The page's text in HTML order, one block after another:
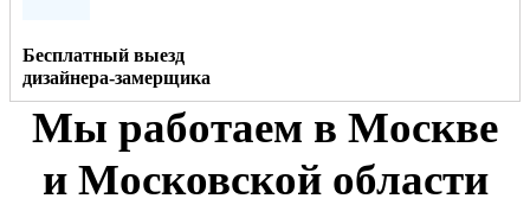
Бесплатный выезд
дизайнера-замерщика
Мы работаем в Москве
и Московской области